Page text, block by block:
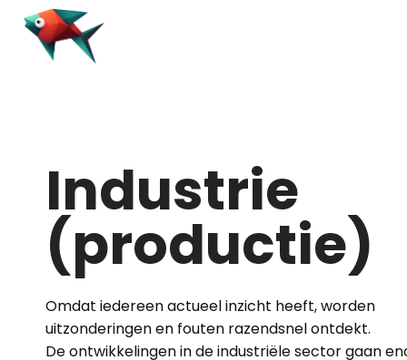
Industrie
(productie)
Omdat iedereen actueel inzicht heeft, worden
uitzonderingen en fouten razendsnel ontdekt.
De ontwikkelingen in de industriële sector gaan